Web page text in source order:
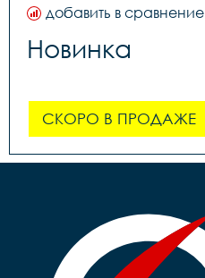
добавить в сравнение
Новинка
СКОРО В ПРОДАЖЕ